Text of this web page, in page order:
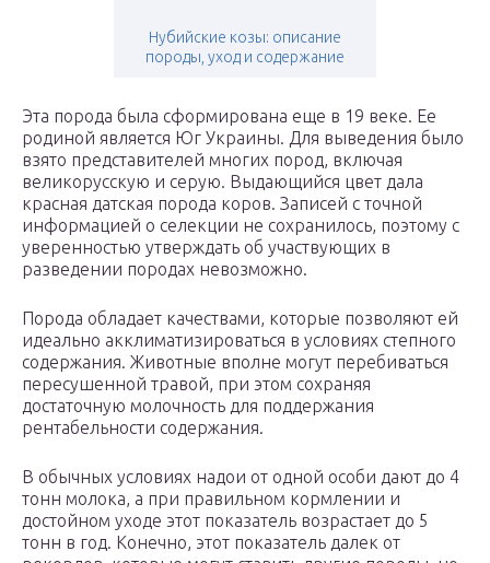
Нубийские козы: описание
породы, уход и содержание
Эта порода была сформирована еще в 19 веке. Ее
родиной является Юг Украины. Для выведения было
взято представителей многих пород, включая
великорусскую и серую. Выдающийся цвет дала
красная датская порода коров. Записей с точной
информацией о селекции не сохранилось, поэтому с
уверенностью утверждать об участвующих в
разведении породах невозможно.
Порода обладает качествами, которые позволяют ей
идеально акклиматизироваться в условиях степного
содержания. Животные вполне могут перебиваться
пересушенной травой, при этом сохраняя
достаточную молочность для поддержания
рентабельности содержания.
В обычных условиях надои от одной особи дают до 4
тонн молока, а при правильном кормлении и
достойном уходе этот показатель возрастает до 5
тонн в год. Конечно, этот показатель далек от